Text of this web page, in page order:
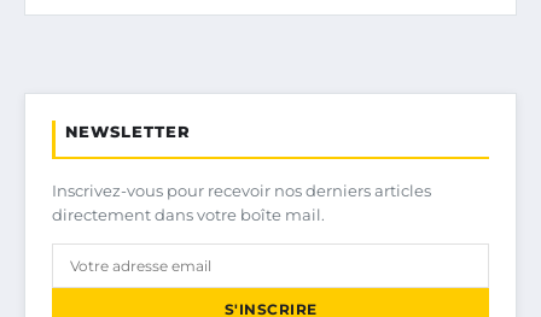
NEWSLETTER
Inscrivez-vous pour recevoir nos derniers articles
directement dans votre boîte mail.
S'INSCRIRE